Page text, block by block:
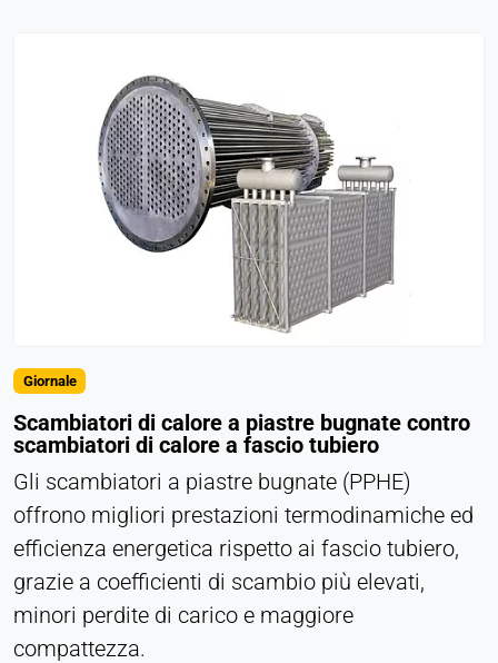
Giornale
Scambiatori di calore a piastre bugnate contro
scambiatori di calore a fascio tubiero
Gli scambiatori a piastre bugnate (PPHE)
offrono migliori prestazioni termodinamiche ed
efficienza energetica rispetto ai fascio tubiero,
grazie a coefficienti di scambio più elevati,
minori perdite di carico e maggiore
compattezza.
snowplowOutQueue_#_post2,
snowplowOutQueue_#_post2.expires
Provider:
Leadinfo B.V.
Purpose:
Identificazione dell'azienda (B2B)
hjSession#, hjSessionUser#,
_hjAbsoluteSessionInProgress
Hotjar Ltd.
Analisi del comportamento degli utenti
Cookie duration:
Sessione - 1 anno